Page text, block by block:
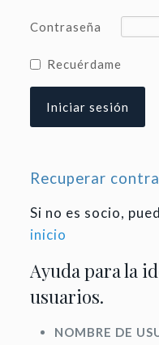
Contraseña
Recuérdame
Recuperar
Si no es socio,
inicio
Ayuda para la
usuarios.
NOMBRE DE